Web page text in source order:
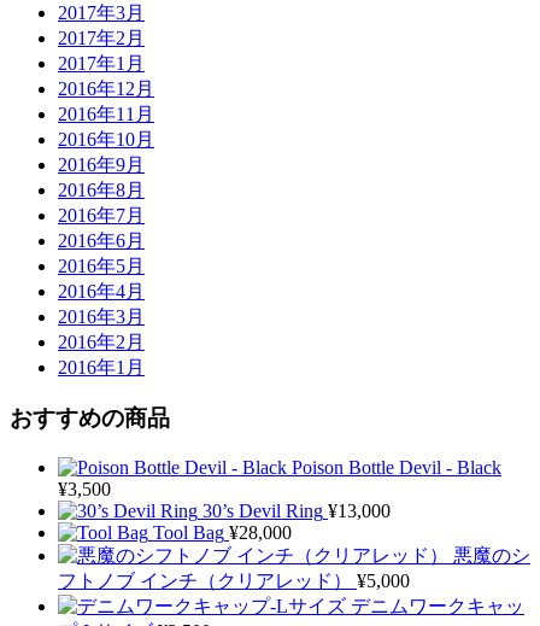
2017年3月
2017年2月
2017年1月
2016年12月
2016年11月
2016年10月
2016年9月
2016年8月
2016年7月
2016年6月
2016年5月
2016年4月
2016年3月
2016年2月
2016年1月
おすすめの商品
Poison Bottle Devil - Black
¥3,500
30’s Devil Ring ¥13,000
Tool Bag ¥28,000
悪魔のシ
フトノブ インチ（クリアレッド）
¥5,000
デニムワークキャッ